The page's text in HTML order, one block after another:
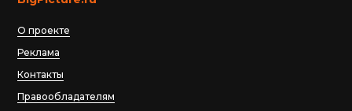
О проекте
Реклама
Контакты
Правообладателям